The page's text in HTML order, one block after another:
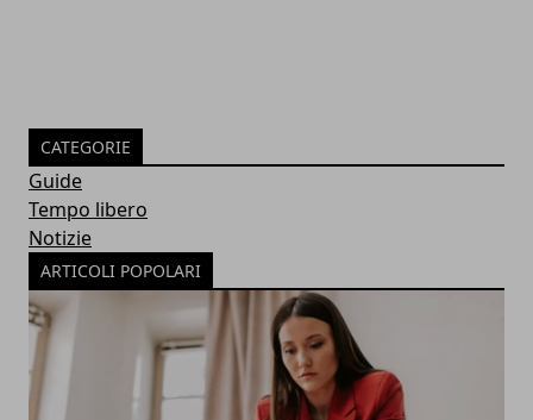
CATEGORIE
Guide
Tempo libero
Notizie
ARTICOLI POPOLARI